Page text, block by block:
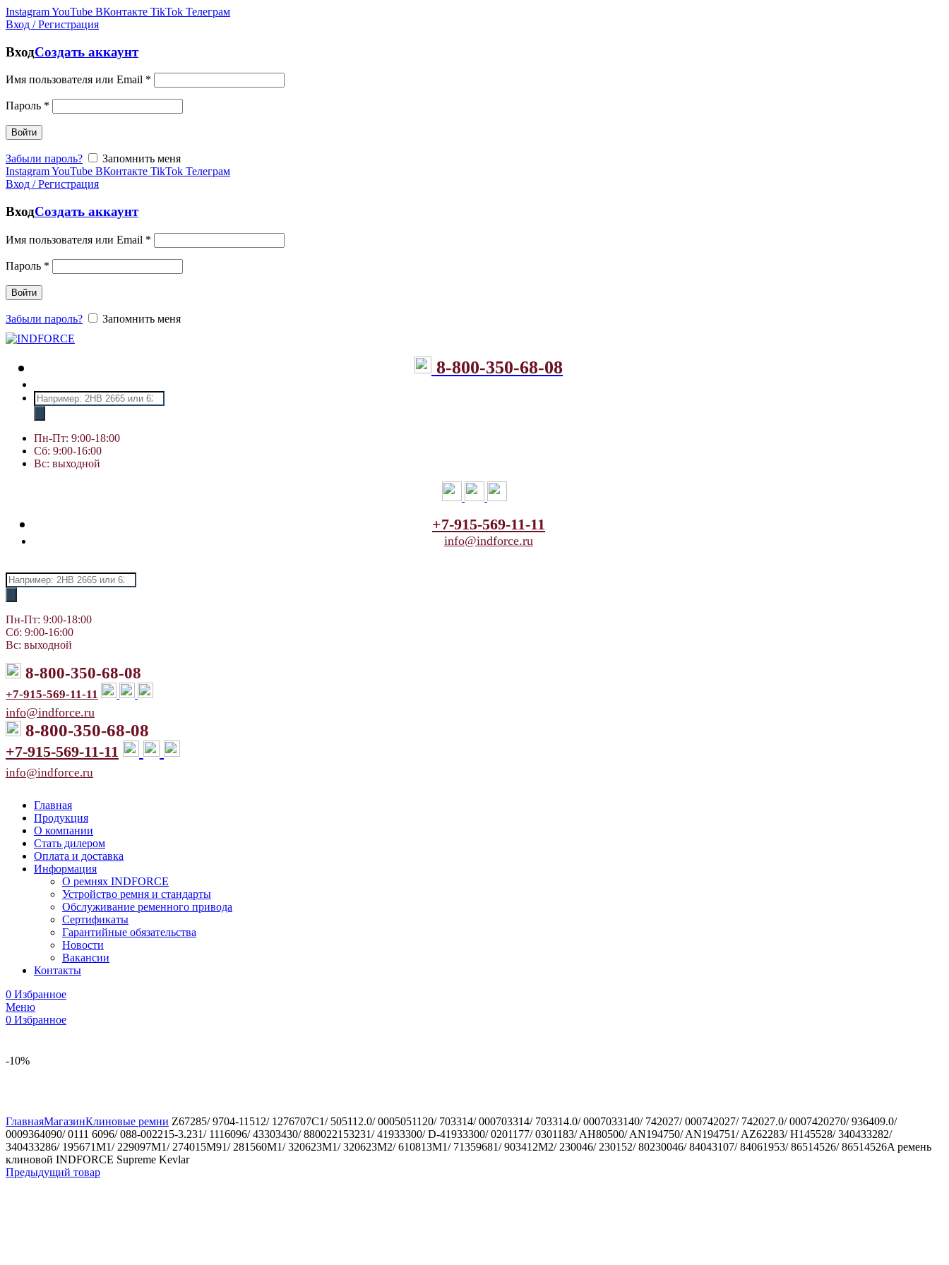
InstagramYouTube ВКонтакте TikTok Телеграм
Вход / Регистрация
ВходСоздать аккаунт
Имя пользователя или Email *
Пароль *
Войти
Забыли пароль?
Запомнить меня
InstagramYouTube ВКонтакте TikTok Телеграм
Вход / Регистрация
ВходСоздать аккаунт
Имя пользователя или Email *
Пароль *
Войти
Забыли пароль? Запомнить меня
8-800-350-68-08
Поиск
товаров
Пн-Пт: 9:00-18:00
Сб: 9:00-16:00
Вс: выходной
+7-915-569-11-11
info@indforce.ru
Поиск
товаров
Пн-Пт: 9:00-18:00
Сб: 9:00-16:00
Вс: выходной
8-800-350-68-08
+7-915-569-11-11
info@indforce.ru
8-800-350-68-08
+7-915-569-11-11
info@indforce.ru
Главная
Продукция
О компании
Стать дилером
Оплата и доставка
Информация
О ремнях INDFORCE
Устройство ремня и стандарты
Обслуживание ременного привода
Сертификаты
Гарантийные обязательства
Новости
Вакансии
Контакты
0 Избранное
Меню
0 Избранное
-10%
ГлавнаяМагазинКлиновые ремни Z67285/ 9704-11512/ 1276707C1/ 505112.0/ 0005051120/ 703314/ 000703314/ 703314.0/ 0007033140/ 742027/ 000742027/ 742027.0/ 0007420270/ 936409.0/
0009364090/ 0111 6096/ 088-002215-3.231/ 1116096/ 43303430/ 880022153231/ 41933300/ D-41933300/ 0201177/ 0301183/ AH80500/ AN194750/ AN194751/ AZ62283/ H145528/ 340433282/
340433286/ 195671M1/ 229097M1/ 274015M91/ 281560M1/ 320623M1/ 320623M2/ 610813M1/ 71359681/ 903412M2/ 230046/ 230152/ 80230046/ 84043107/ 84061953/ 86514526/ 86514526A ремень
клиновой INDFORCE Supreme Kevlar
Предыдущий товар